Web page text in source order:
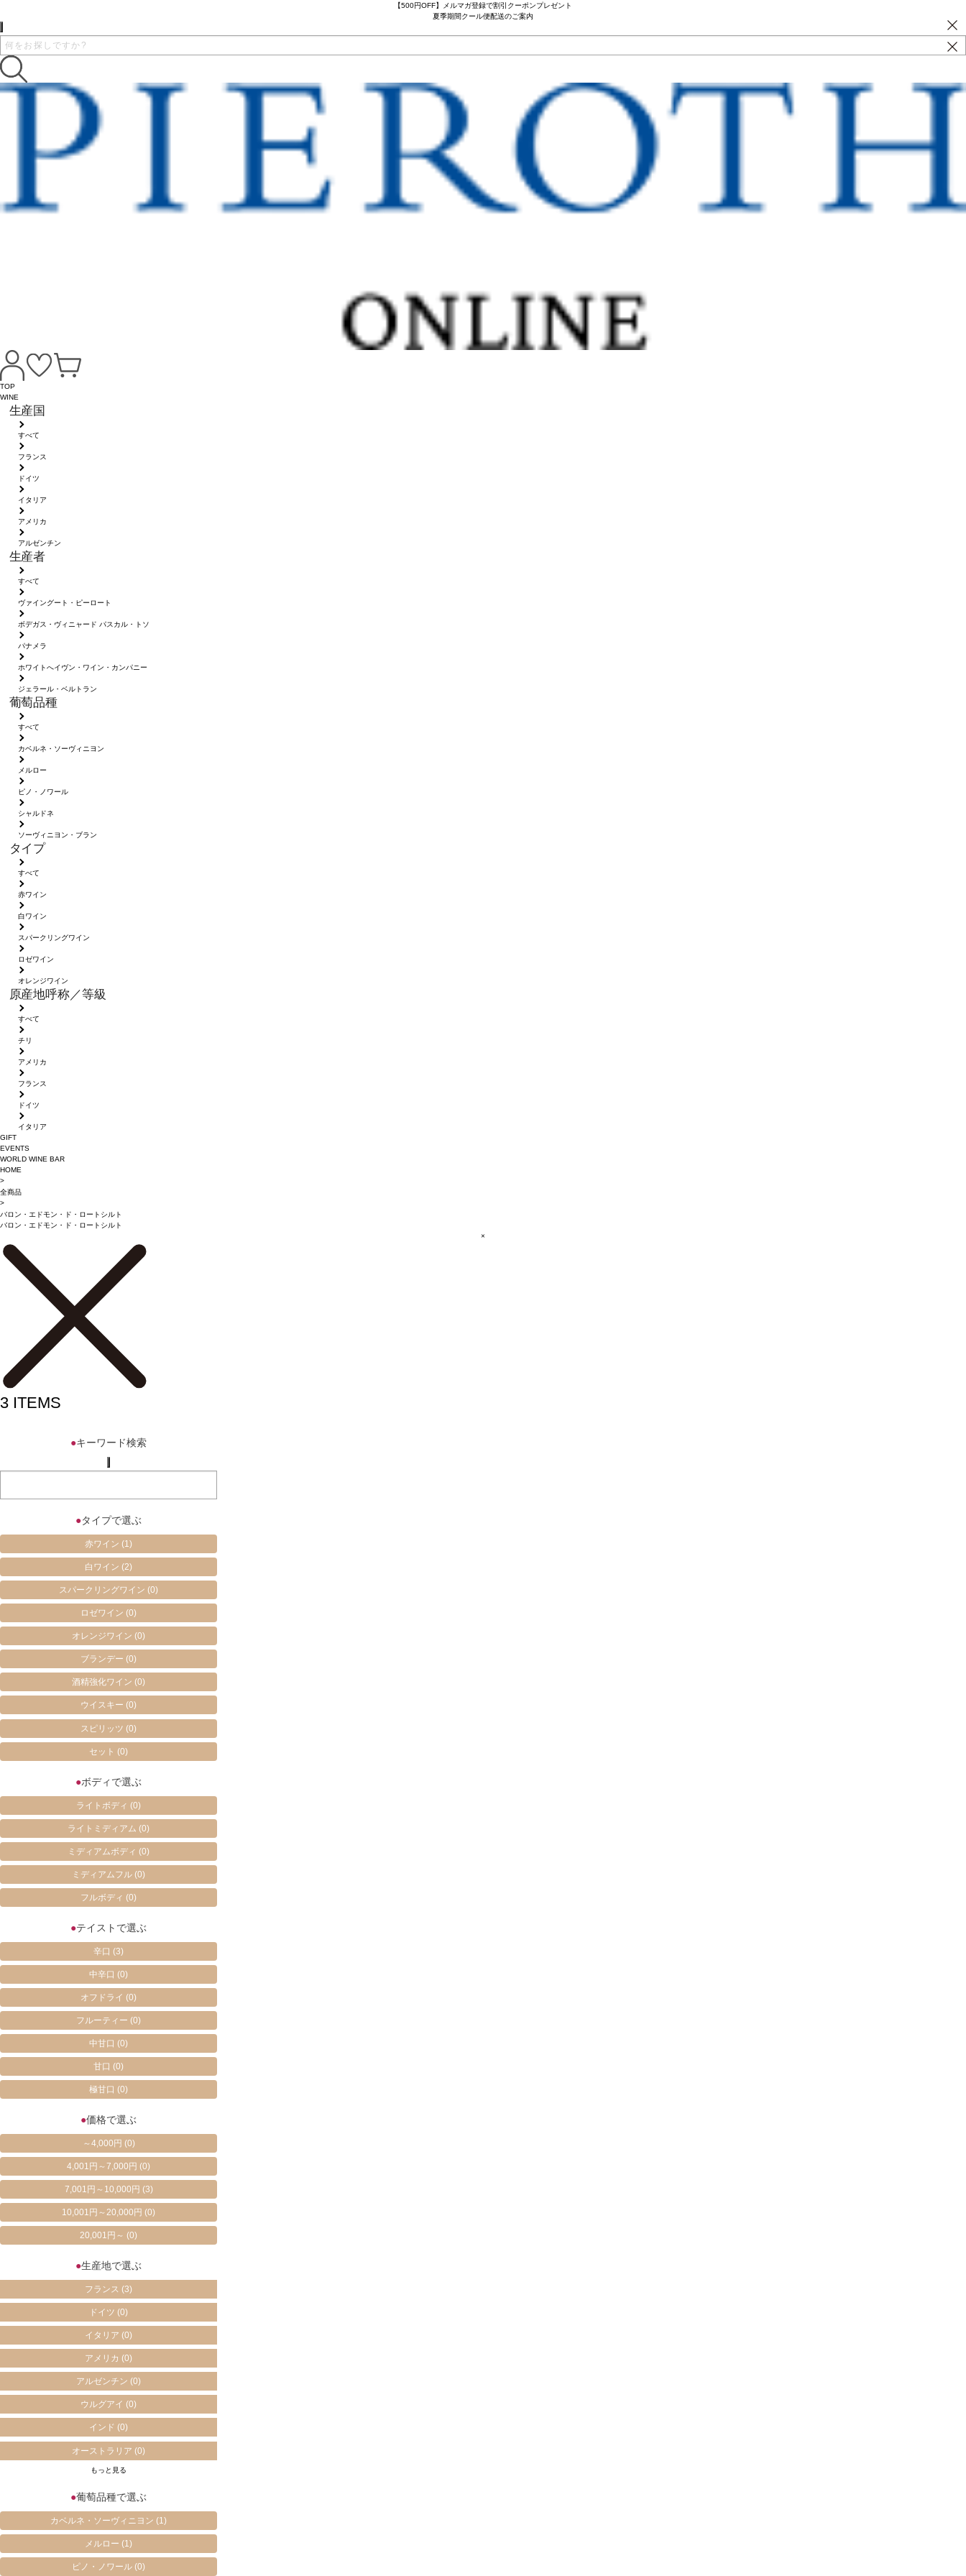
【500円OFF】メルマガ登録で割引クーポンプレゼント
夏季期間クール便配送のご案内
TOP
WINE
生産国
すべて
フランス
ドイツ
イタリア
アメリカ
アルゼンチン
生産者
すべて
ヴァイングート・ピーロート
ボデガス・ヴィニャード パスカル・トソ
パナメラ
ホワイトへイヴン・ワイン・カンパニー
ジェラール・ベルトラン
葡萄品種
すべて
カベルネ・ソーヴィニヨン
メルロー
ピノ・ノワール
シャルドネ
ソーヴィニヨン・ブラン
タイプ
すべて
赤ワイン
白ワイン
スパークリングワイン
ロゼワイン
オレンジワイン
原産地呼称／等級
すべて
チリ
アメリカ
フランス
ドイツ
イタリア
GIFT
EVENTS
WORLD WINE BAR
HOME
>
全商品
>
バロン・エドモン・ド・ロートシルト
バロン・エドモン・ド・ロートシルト
×
3 ITEMS
●キーワード検索
●タイプで選ぶ
赤ワイン(1)
白ワイン(2)
スパークリングワイン(0)
ロゼワイン(0)
オレンジワイン(0)
ブランデー(0)
酒精強化ワイン(0)
ウイスキー(0)
スピリッツ(0)
セット(0)
●ボディで選ぶ
ライトボディ(0)
ライトミディアム(0)
ミディアムボディ(0)
ミディアムフル(0)
フルボディ(0)
●テイストで選ぶ
辛口(3)
中辛口(0)
オフドライ(0)
フルーティー(0)
中甘口(0)
甘口(0)
極甘口(0)
●価格で選ぶ
～4,000円 (0)
4,001円～7,000円(0)
7,001円～10,000円 (3)
10,001円～20,000円(0)
20,001円～(0)
●生産地で選ぶ
フランス(3)
ドイツ(0)
イタリア(0)
アメリカ(0)
アルゼンチン(0)
ウルグアイ(0)
インド(0)
オーストラリア(0)
もっと見る
●葡萄品種で選ぶ
カベルネ・ソーヴィニヨン(1)
メルロー(1)
ピノ・ノワール(0)